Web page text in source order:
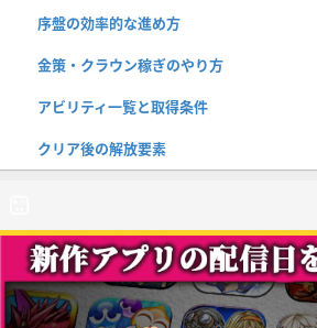
序盤の効率的な進め方
金策・クラウン稼ぎのやり方
アビリティ一覧と取得条件
クリア後の解放要素